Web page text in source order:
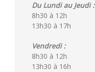
Du Lundi au Jeudi :
8h30 à 12h
13h30 à 17h
Vendredi :
8h30 à 12h
13h30 à 16h